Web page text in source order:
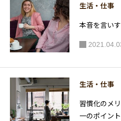
生活・仕事
本音を言い
生活・仕事
習慣化のメ
一のポイント